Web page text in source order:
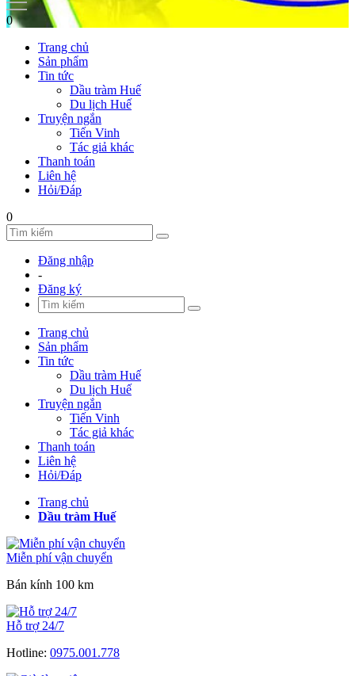
0
Trang chủ
Sản phẩm
Tin tức
Dầu tràm Huế
Du lịch Huế
Truyện ngắn
Tiến Vinh
Tác giả khác
Thanh toán
Liên hệ
Hỏi/Đáp
0
Đăng nhập
-
Đăng ký
Trang chủ
Sản phẩm
Tin tức
Dầu tràm Huế
Du lịch Huế
Truyện ngắn
Tiến Vinh
Tác giả khác
Thanh toán
Liên hệ
Hỏi/Đáp
Trang chủ
Dầu tràm Huế
Miễn phí vận chuyển
Bán kính 100 km
Hỗ trợ 24/7
Hotline: 0975.001.778